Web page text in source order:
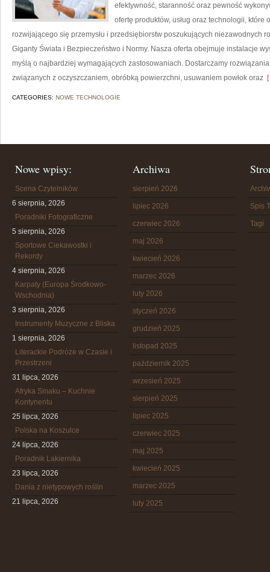
efektywność, staranność oraz pewność
ofertę produktów, usług oraz technologii,
rozwijającego się przemysłu i przedsiębiorstw poszukujących niezawodnych
Giganty Świata i Bezpieczeństwo i Normy. Nasza oferta obejmuje instalacje
myślą o najbardziej wymagających zastosowaniach. Dostarczamy
związanych z oczyszczaniem, obróbką powierzchni, usuwaniem powłok oraz
CATEGORIES: NOWE TECHNOLOGIE
Nowe wpisy:
Scena Czytelników
6 sierpnia, 2026
Poradniki Fotograficzne
5 sierpnia, 2026
Sportowe Ciekawostki i
Rekordy
4 sierpnia, 2026
Karpaty (Europa Środkowo-
Wschodnia)
3 sierpnia, 2026
Instrumenty Muzyczne z Bliska
1 sierpnia, 2026
Literackie Podróże w Czasie i
Przestrzeni
31 lipca, 2026
Afryka Smaku – Kuchnie
Kontynentu
25 lipca, 2026
Polska na Koszulce
24 lipca, 2026
Poradnik Lakiernika
23 lipca, 2026
Dania z nietypowych roślin
21 lipca, 2026
Archiwa
sierpień 2026
lipiec 2026
czerwiec 2026
maj 2026
kwiecień 2026
marzec 2026
luty 2026
styczeń 2026
grudzień 2025
listopad 2025
październik 2025
wrzesień 2025
sierpień 2025
lipiec 2025
czerwiec 2025
maj 2025
kwiecień 2025
marzec 2025
luty 2025
Spis
Tagi